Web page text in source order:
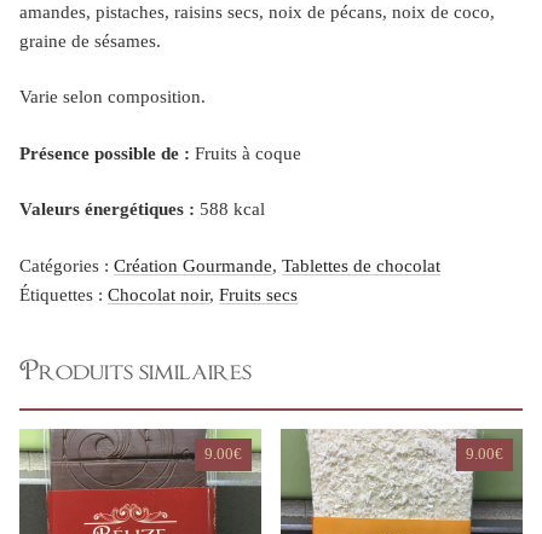
amandes, pistaches, raisins secs, noix de pécans, noix de coco,
graine de sésames.
Varie selon composition.
Présence possible de : Fruits à coque
Valeurs énergétiques : 588 kcal
Catégories : Création Gourmande, Tablettes de chocolat
Étiquettes : Chocolat noir, Fruits secs
Produits similaires
9.00€ 9.00€